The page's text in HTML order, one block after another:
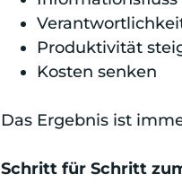
Produktivität
Kosten senken
Das Ergebnis ist
Schritt für Schritt